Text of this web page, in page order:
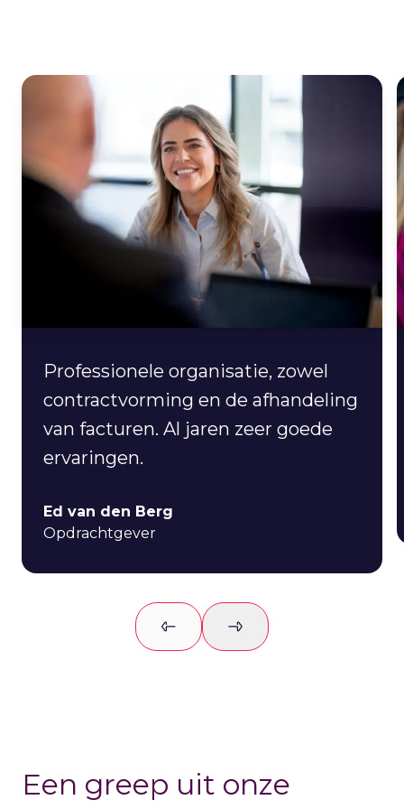
Professionele organisatie, zowel
contractvorming en de afhandeling
van facturen. Al jaren zeer goede
ervaringen.
Ed van den Berg
Opdrachtgever
Previous slideNext slide
Een greep uit onze